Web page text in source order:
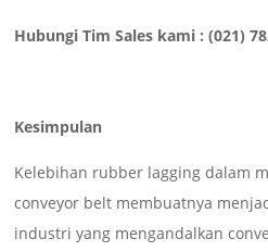
Hubungi Tim Sales kami : (021)
Kesimpulan
Kelebihan rubber lagging dalam
conveyor belt membuatnya
industri yang mengandalkan